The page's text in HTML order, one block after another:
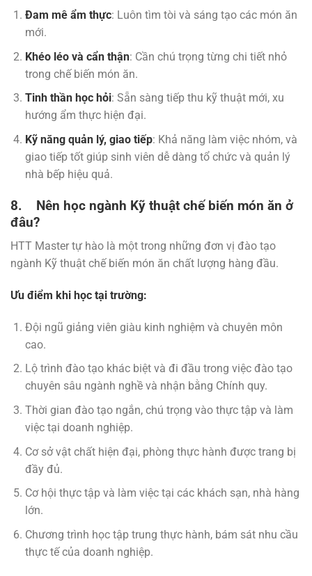
Đam mê ẩm thực: Luôn tìm tòi và sáng tạo các món ăn
mới.
Khéo léo và cẩn thận: Cần chú trọng từng chi tiết nhỏ
trong chế biến món ăn.
Tinh thần học hỏi: Sẵn sàng tiếp thu kỹ thuật mới, xu
hướng ẩm thực hiện đại.
Kỹ năng quản lý, giao tiếp: Khả năng làm việc nhóm, và
giao tiếp tốt giúp sinh viên dễ dàng tổ chức và quản lý
nhà bếp hiệu quả.
8. Nên học ngành Kỹ thuật chế biến món ăn ở
đâu?
HTT Master tự hào là một trong những đơn vị đào tạo
ngành Kỹ thuật chế biến món ăn chất lượng hàng đầu.
Ưu điểm khi học tại trường:
Đội ngũ giảng viên giàu kinh nghiệm và chuyên môn
cao.
Lộ trình đào tạo khác biệt và đi đầu trong việc đào tạo
chuyên sâu ngành nghề và nhận bằng Chính quy.
Thời gian đào tạo ngắn, chú trọng vào thực tập và làm
việc tại doanh nghiệp.
Cơ sở vật chất hiện đại, phòng thực hành được trang bị
đầy đủ.
Cơ hội thực tập và làm việc tại các khách sạn, nhà hàng
lớn.
Chương trình học tập trung thực hành, bám sát nhu cầu
thực tế của doanh nghiệp.